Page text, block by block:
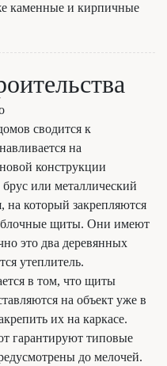
каменные и кирпичные
сводится к
на
конструкции
или металлический
на который закрепляются
блочные щиты. Они имеют
это два деревянных
утеплитель.
в том, что щиты
на объект уже в
их на каркасе.
гарантируют типовые
до мелочей.